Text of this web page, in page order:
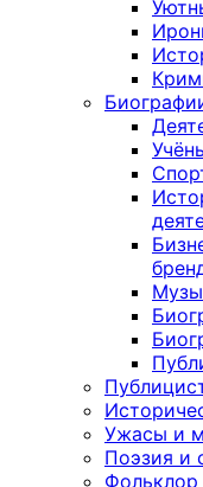
Ужасы и
Поэзия и
Фольклор